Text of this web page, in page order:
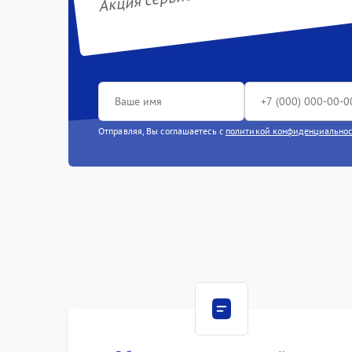
Отправляя, Вы соглашаетесь с политикой